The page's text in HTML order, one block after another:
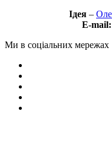
Ідея –
E-mail:
Ми в соціальних мережах